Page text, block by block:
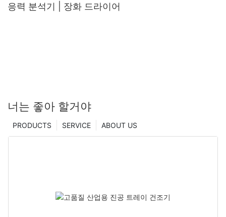
응력 분석기 | 장화 드라이어
너는 좋아 할거야
ABOUT US
SERVICE
PRODUCTS